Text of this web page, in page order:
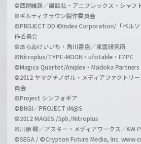
©西尾維新／講談社・アニプレックス・シャフ
©ギルティクラウン製作委員会
©PROJECT DD ©Index Corporation/「ペルソ
作委員会
©あらゐけいいち・角川書店／東雲研究所
©Nitroplus/TYPE-MOON・ufotable・FZPC
©Magica Quartet/Aniplex・Madoka Partners
©2012 ヤマグチノボル・メディアファクトリ
員会
©Project シンフォギア
©BNGI／PROJECT iM@S
©2012 MAGES./5pb./Nitroplus
©川原 礫／アスキー・メディアワークス／AW
©SEGA / ©Crypton Future Media, Inc.